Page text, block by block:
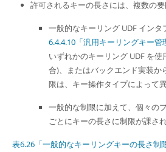
許可されるキーの長さには、複数の
一般的なキーリング UDF インタ
6.4.4.10「汎用キーリングキー管
いずれかのキーリング UDF を
合)、またはバックエンド実装か
限は、キー操作タイプによって
一般的な制限に加えて、個々の
ごとにキーの長さに制限が課さ
表6.26「一般的なキーリングキーの長さ制